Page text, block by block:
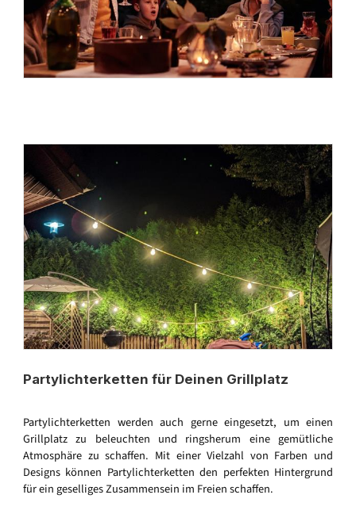
Partylichterketten für Deinen Grillplatz
Partylichterketten werden auch gerne eingesetzt, um einen
Grillplatz zu beleuchten und ringsherum eine gemütliche
Atmosphäre zu schaffen. Mit einer Vielzahl von Farben und
Designs können Partylichterketten den perfekten Hintergrund
für ein geselliges Zusammensein im Freien schaffen.